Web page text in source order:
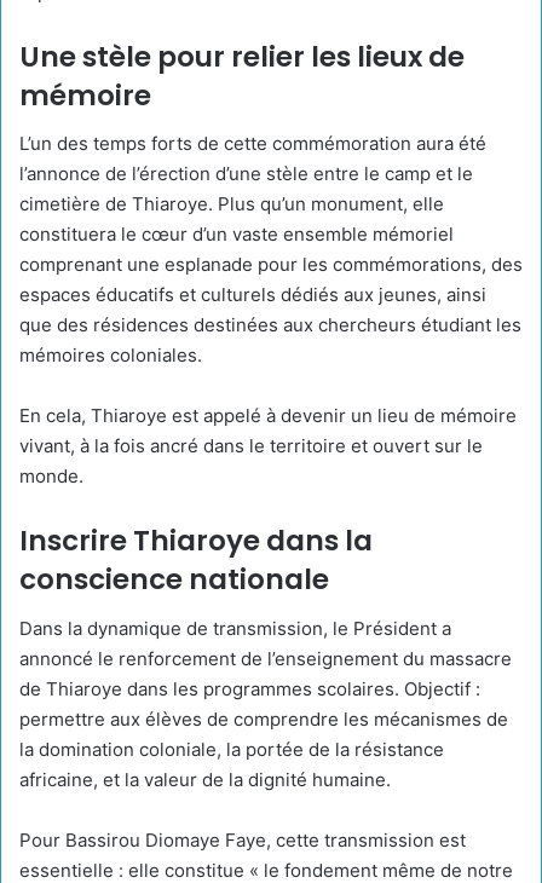
Une stèle pour relier les lieux de
mémoire
L’un des temps forts de cette commémoration aura été
l’annonce de l’érection d’une stèle entre le camp et le
cimetière de Thiaroye. Plus qu’un monument, elle
constituera le cœur d’un vaste ensemble mémoriel
comprenant une esplanade pour les commémorations, des
espaces éducatifs et culturels dédiés aux jeunes, ainsi
que des résidences destinées aux chercheurs étudiant les
mémoires coloniales.
En cela, Thiaroye est appelé à devenir un lieu de mémoire
vivant, à la fois ancré dans le territoire et ouvert sur le
monde.
Inscrire Thiaroye dans la
conscience nationale
Dans la dynamique de transmission, le Président a
annoncé le renforcement de l’enseignement du massacre
de Thiaroye dans les programmes scolaires. Objectif :
permettre aux élèves de comprendre les mécanismes de
la domination coloniale, la portée de la résistance
africaine, et la valeur de la dignité humaine.
Pour Bassirou Diomaye Faye, cette transmission est
essentielle : elle constitue « le fondement même de notre